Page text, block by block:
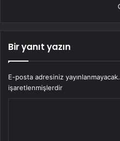
Bir yanıt yazın
E-posta adresiniz yayınlanmayacak.
işaretlenmişlerdir